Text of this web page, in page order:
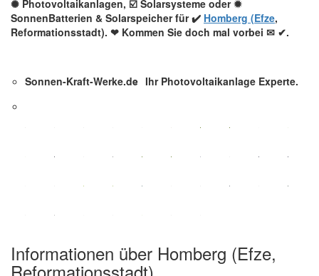
✺ Photovoltaikanlagen, ☑️ Solarsysteme oder ✹
SonnenBatterien & Solarspeicher für ✔️ Homberg (Efze,
Reformationsstadt). ❤ Kommen Sie doch mal vorbei ✉ ✔.
Sonnen-Kraft-Werke.de Ihr Photovoltaikanlage Experte.
Informationen über Homberg (Efze,